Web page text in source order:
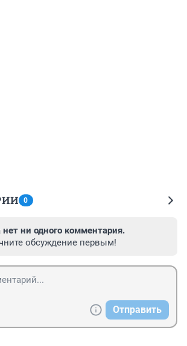
0
нет ни одного комментария.
обсуждение первым!
Отправить